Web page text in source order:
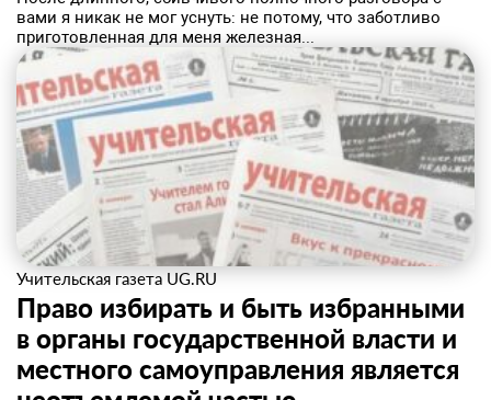
вами я никак не мог уснуть: не потому, что заботливо
приготовленная для меня железная...
Учительская газета UG.RU
Право избирать и быть избранными
в органы государственной власти и
местного самоуправления является